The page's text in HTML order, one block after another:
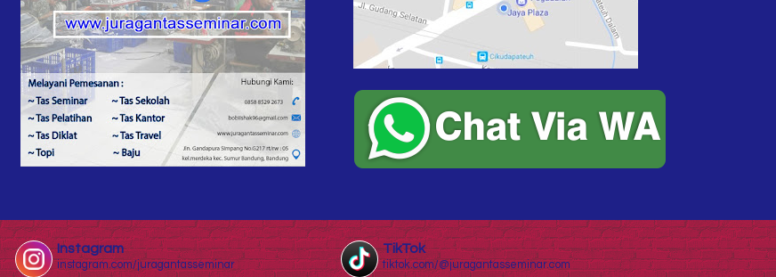
Instagram
instagram.com/juragantasseminar
TikTok
tiktok.com/@juragantasseminar.com